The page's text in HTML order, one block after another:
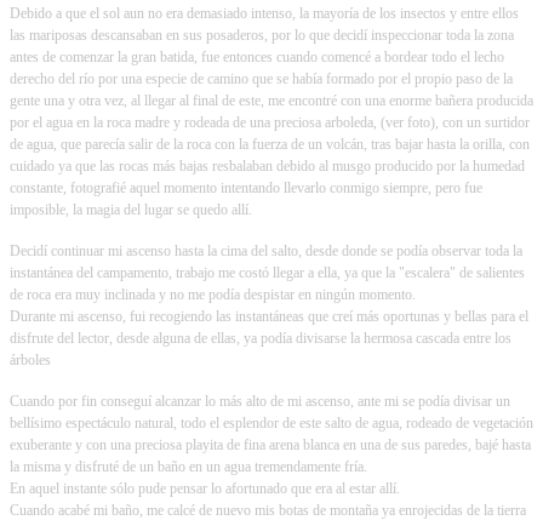
Debido a que el sol aun no era demasiado intenso, la mayoría de los insectos y entre ellos
las mariposas descansaban en sus posaderos, por lo que decidí inspeccionar toda la zona
antes de comenzar la gran batida, fue entonces cuando comencé a bordear todo el lecho
derecho del río por una especie de camino que se había formado por el propio paso de la
gente una y otra vez, al llegar al final de este, me encontré con una enorme bañera producida
por el agua en la roca madre y rodeada de una preciosa arboleda, (ver foto), con un surtidor
de agua, que parecía salir de la roca con la fuerza de un volcán, tras bajar hasta la orilla, con
cuidado ya que las rocas más bajas resbalaban debido al musgo producido por la humedad
constante, fotografié aquel momento intentando llevarlo conmigo siempre, pero fue
imposible, la magia del lugar se quedo allí.
Decidí continuar mi ascenso hasta la cima del salto, desde donde se podía observar toda la
instantánea del campamento, trabajo me costó llegar a ella, ya que la "escalera" de salientes
de roca era muy inclinada y no me podía despistar en ningún momento.
Durante mi ascenso, fui recogiendo las instantáneas que creí más oportunas y bellas para el
disfrute del lector, desde alguna de ellas, ya podía divisarse la hermosa cascada entre los
árboles
Cuando por fin conseguí alcanzar lo más alto de mi ascenso, ante mi se podía divisar un
bellísimo espectáculo natural, todo el esplendor de este salto de agua, rodeado de vegetación
exuberante y con una preciosa playita de fina arena blanca en una de sus paredes, bajé hasta
la misma y disfruté de un baño en un agua tremendamente fría.
En aquel instante sólo pude pensar lo afortunado que era al estar allí.
Cuando acabé mi baño, me calcé de nuevo mis botas de montaña ya enrojecidas de la tierra